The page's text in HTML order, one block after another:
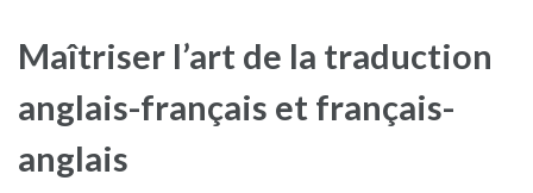
Maîtriser l’art de la traduction
anglais-français et français-
anglais